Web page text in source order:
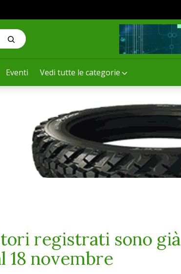
Eventi Vedi tutte le categorie
registrati sono già
18 novembre